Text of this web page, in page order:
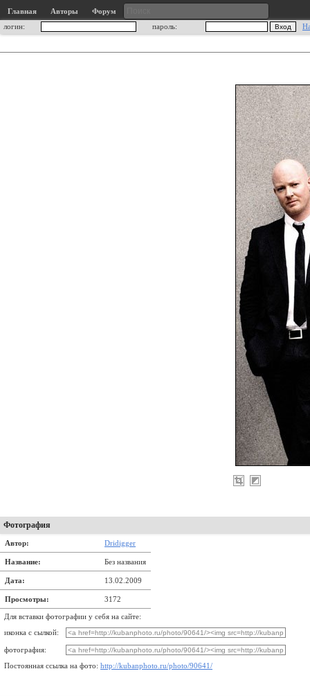
Главная Авторы
Форум
логин:
пароль:
Фотография
Автор: Dridigger
Название: Без названия
Дата: 13.02.2009
Просмотры: 3172
Для вставки фотографии у себя на сайте:
иконка с сылкой:
фотография:
Постоянная ссылка на фото: http://kubanphoto.ru/photo/90641/